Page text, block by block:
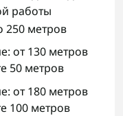
работы
250 метров
от 130 метров
50 метров
от 180 метров
100 метров